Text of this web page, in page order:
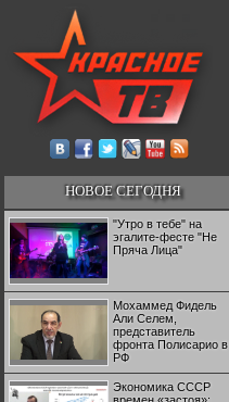
НОВОЕ СЕГОДНЯ
"Утро в тебе" на
эгалите-фесте "Не
Пряча Лица"
Мохаммед Фидель
Али Селем,
представитель
фронта Полисарио в
РФ
Экономика СССР